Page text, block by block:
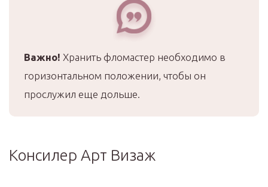
Важно! Хранить фломастер необходимо в
горизонтальном положении, чтобы он
прослужил еще дольше.
Консилер Арт Визаж